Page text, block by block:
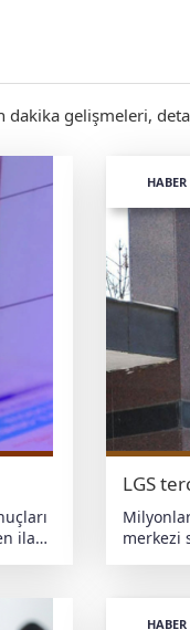
dakika gelişmeleri,
ilan
HABER
LGS
merkezi
sınav
HABER